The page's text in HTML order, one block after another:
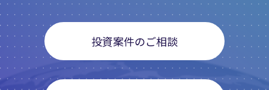
投資案件のご相談